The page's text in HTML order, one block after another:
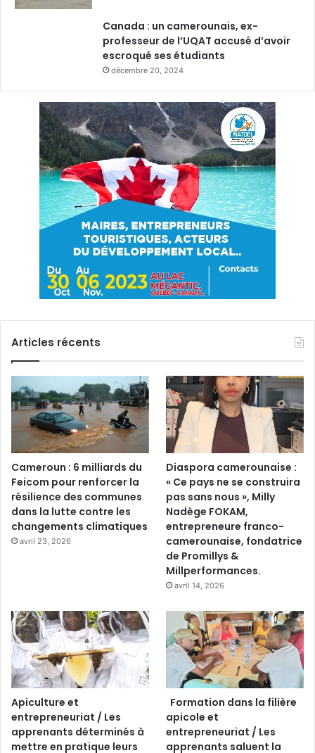
Canada : un camerounais, ex-
professeur de l’UQAT accusé d’avoir
escroqué ses étudiants
décembre 20, 2024
Articles récents
Cameroun : 6 milliards du
Feicom pour renforcer la
résilience des communes
dans la lutte contre les
changements climatiques
avril 23, 2026
Diaspora camerounaise :
« Ce pays ne se construira
pas sans nous », Milly
Nadège FOKAM,
entrepreneure franco-
camerounaise, fondatrice
de Promillys &
Millperformances.
avril 14, 2026
Apiculture et
entrepreneuriat / Les
apprenants déterminés à
mettre en pratique leurs
Formation dans la filière
apicole et
entrepreneuriat / Les
apprenants saluent la